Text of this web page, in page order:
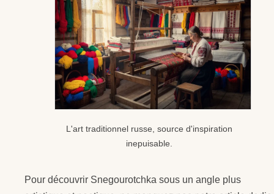
L'art traditionnel russe, source d'inspiration
inepuisable.
Pour découvrir Snegourotchka sous un angle plus